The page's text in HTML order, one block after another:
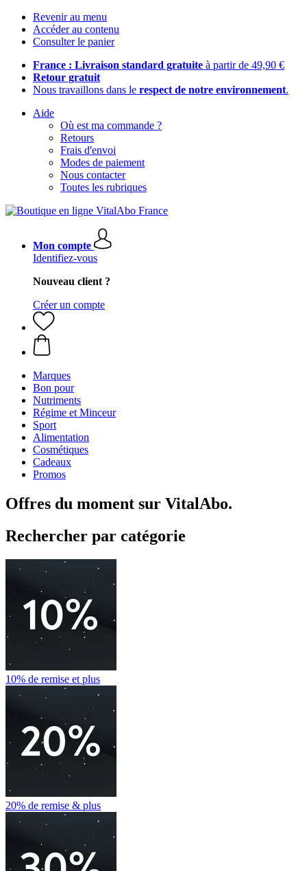
Revenir au menu
Accéder au contenu
Consulter le panier
France : Livraison standard gratuite à partir de 49,90 €
Retour gratuit
Nous travaillons dans le respect de notre environnement.
Aide
Où est ma commande ?
Retours
Frais d'envoi
Modes de paiement
Nous contacter
Toutes les rubriques
Mon compte
Identifiez-vous
Nouveau client ?
Créer un compte
Marques
Bon pour
Nutriments
Régime et Minceur
Sport
Alimentation
Cosmétiques
Cadeaux
Promos
Offres du moment sur VitalAbo.
Rechercher par catégorie
10% de remise et plus
20% de remise & plus